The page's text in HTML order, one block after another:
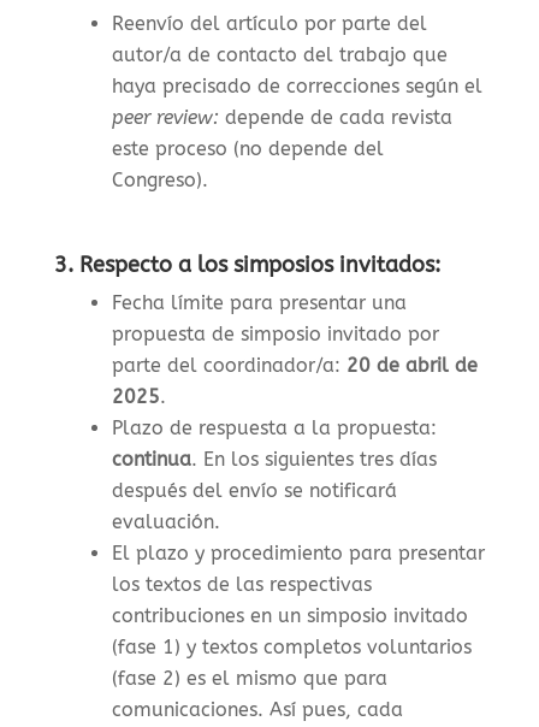
Reenvío del artículo por parte del
autor/a de contacto del trabajo que
haya precisado de correcciones según el
peer review: depende de cada revista
este proceso (no depende del
Congreso).
3. Respecto a los simposios invitados:
Fecha límite para presentar una
propuesta de simposio invitado por
parte del coordinador/a: 20 de abril de
2025.
Plazo de respuesta a la propuesta:
continua. En los siguientes tres días
después del envío se notificará
evaluación.
El plazo y procedimiento para presentar
los textos de las respectivas
contribuciones en un simposio invitado
(fase 1) y textos completos voluntarios
(fase 2) es el mismo que para
comunicaciones. Así pues, cada